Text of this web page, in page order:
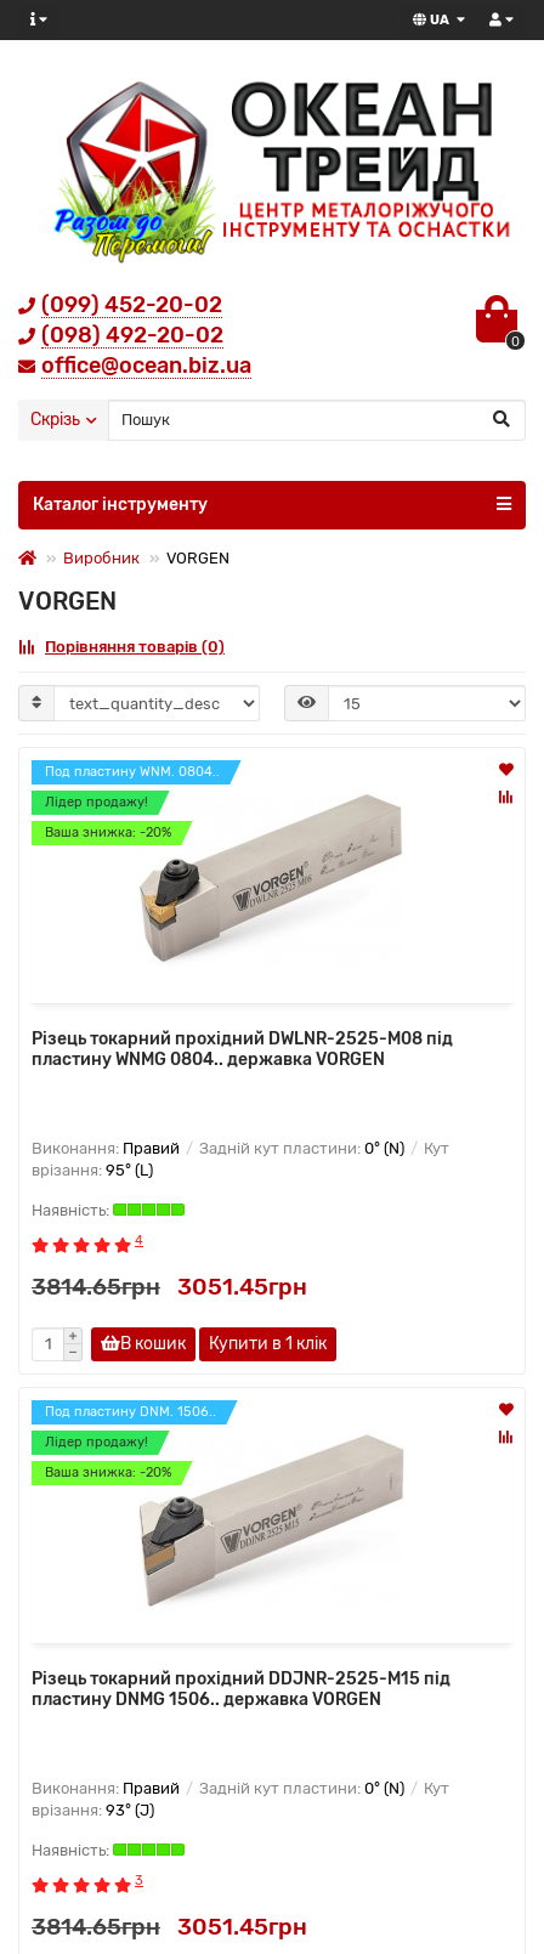
UA
(099) 452-20-02
(098) 492-20-02
office@ocean.biz.ua
0
Скрізь
Каталог інструменту
Виробник VORGEN
VORGEN
Порівняння товарів (0)
Под пластину WNM. 0804..
Лідер продажу!
Ваша знижка: -20%
Різець токарний прохідний DWLNR-2525-M08 під
пластину WNMG 0804.. державка VORGEN
Виконання: Правий Задній кут пластини: 0° (N)
Кут
врізання: 95° (L)
4
3814.65грн 3051.45грн
В кошик Купити в 1 клiк
Под пластину DNM. 1506..
Лідер продажу!
Ваша знижка: -20%
Різець токарний прохідний DDJNR-2525-M15 під
пластину DNMG 1506.. державка VORGEN
Виконання: Правий Задній кут пластини: 0° (N)
Кут
врізання: 93° (J)
3
3814.65грн 3051.45грн